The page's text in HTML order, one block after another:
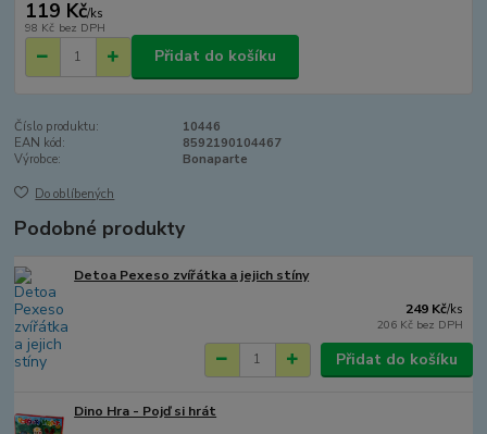
119 Kč/ks
98 Kč bez DPH
Přidat do košíku
Číslo produktu:
10446
EAN kód:
8592190104467
Výrobce:
Bonaparte
Do oblíbených
Podobné produkty
Detoa Pexeso zvířátka a jejich stíny
249 Kč/ks
206 Kč bez DPH
Přidat do košíku
Dino Hra - Pojď si hrát